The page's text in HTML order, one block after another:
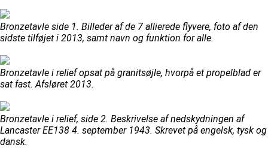
Bronzetavle side 1. Billeder af de 7 allierede flyvere, foto af den
sidste tilføjet i 2013, samt navn og funktion for alle.
Bronzetavle i relief opsat på granitsøjle, hvorpå et propelblad er
sat fast. Afsløret 2013.
Bronzetavle i relief, side 2. Beskrivelse af nedskydningen af
Lancaster EE138 4. september 1943. Skrevet på engelsk, tysk og
dansk.